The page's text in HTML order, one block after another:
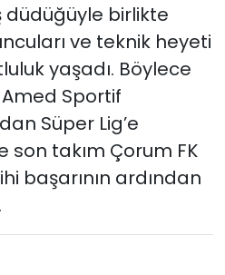
düdüğüyle birlikte
ve teknik heyeti
yaşadı. Böylece
Sportif
Süper Lig’e
son takım Çorum FK
başarının ardından